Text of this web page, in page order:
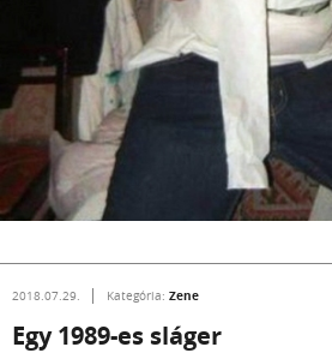
2018.07.29. Kategória: Zene
Egy 1989-es sláger